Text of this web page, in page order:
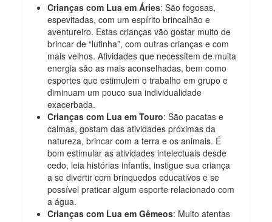
Crianças com Lua em Áries: São fogosas,
espevitadas, com um espírito brincalhão e
aventureiro. Estas crianças vão gostar muito de
brincar de “lutinha”, com outras crianças e com
mais velhos. Atividades que necessitem de muita
energia são as mais aconselhadas, bem como
esportes que estimulem o trabalho em grupo e
diminuam um pouco sua individualidade
exacerbada.
Crianças com Lua em Touro: São pacatas e
calmas, gostam das atividades próximas da
natureza, brincar com a terra e os animais. É
bom estimular as atividades intelectuais desde
cedo, leia histórias infantis, instigue sua criança
a se divertir com brinquedos educativos e se
possível praticar algum esporte relacionado com
a água.
Crianças com Lua em Gêmeos: Muito atentas